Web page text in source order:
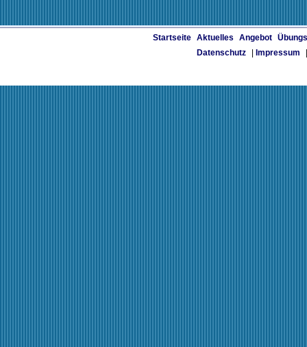
Startseite Aktuelles Angebot
Datenschutz
Impressum